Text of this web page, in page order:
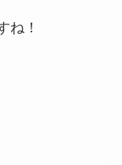
ね！